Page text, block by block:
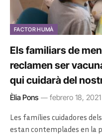
FACTOR HUMÀ
Els familiars de
reclamen ser
qui cuidarà del
Èlia Pons febrero 18, 2021
Les famílies cuidadores
estan contemplades en la